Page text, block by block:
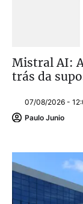
Mistral AI:
trás da
07/08/2026 -
Paulo Junio